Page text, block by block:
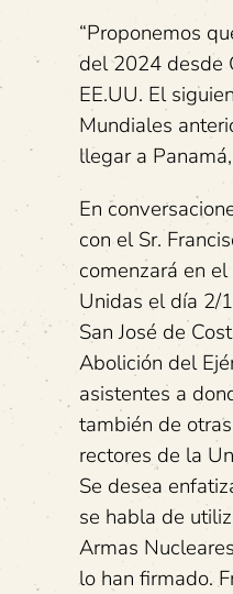
“Proponemos
del 2024 desde
EE.UU. El
Mundiales
llegar a
En
con el Sr.
comenzará en
Unidas el día 2/
San José de
Abolición del
asistentes a
también de
rectores de la
Se desea
se habla de
Armas
lo han firmado.